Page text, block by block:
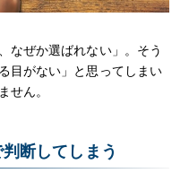
なぜか選ばれない」。そう
目がない」と思ってしまい
ん。
断してしまう